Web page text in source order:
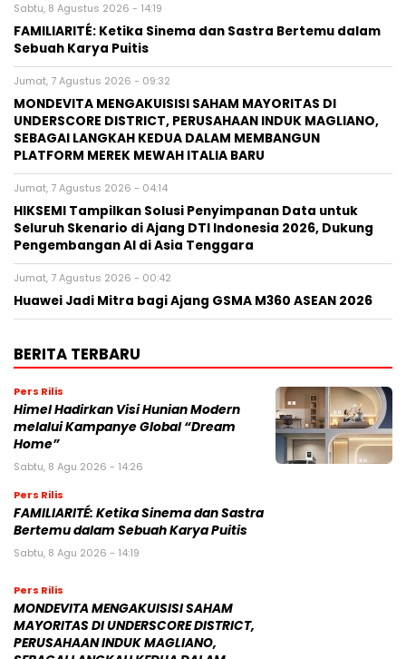
Sabtu, 8 Agustus 2026 - 14:19
FAMILIARITÉ: Ketika Sinema dan Sastra Bertemu dalam
Sebuah Karya Puitis
Jumat, 7 Agustus 2026 - 09:32
MONDEVITA MENGAKUISISI SAHAM MAYORITAS DI
UNDERSCORE DISTRICT, PERUSAHAAN INDUK MAGLIANO,
SEBAGAI LANGKAH KEDUA DALAM MEMBANGUN
PLATFORM MEREK MEWAH ITALIA BARU
Jumat, 7 Agustus 2026 - 04:14
HIKSEMI Tampilkan Solusi Penyimpanan Data untuk
Seluruh Skenario di Ajang DTI Indonesia 2026, Dukung
Pengembangan AI di Asia Tenggara
Jumat, 7 Agustus 2026 - 00:42
Huawei Jadi Mitra bagi Ajang GSMA M360 ASEAN 2026
BERITA TERBARU
Pers Rilis
Himel Hadirkan Visi Hunian Modern
melalui Kampanye Global “Dream
Home”
Sabtu, 8 Agu 2026 - 14:26
Pers Rilis
FAMILIARITÉ: Ketika Sinema dan Sastra
Bertemu dalam Sebuah Karya Puitis
Sabtu, 8 Agu 2026 - 14:19
Pers Rilis
MONDEVITA MENGAKUISISI SAHAM
MAYORITAS DI UNDERSCORE DISTRICT,
PERUSAHAAN INDUK MAGLIANO,